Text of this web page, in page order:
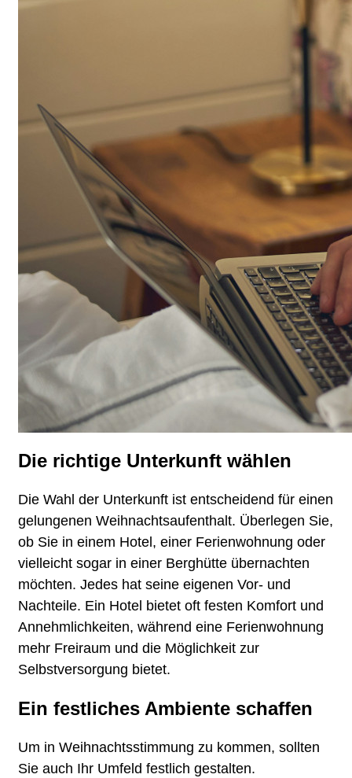
Die richtige Unterkunft wählen
Die Wahl der Unterkunft ist entscheidend für einen
gelungenen Weihnachtsaufenthalt. Überlegen Sie,
ob Sie in einem Hotel, einer Ferienwohnung oder
vielleicht sogar in einer Berghütte übernachten
möchten. Jedes hat seine eigenen Vor- und
Nachteile. Ein Hotel bietet oft festen Komfort und
Annehmlichkeiten, während eine Ferienwohnung
mehr Freiraum und die Möglichkeit zur
Selbstversorgung bietet.
Ein festliches Ambiente schaffen
Um in Weihnachtsstimmung zu kommen, sollten
Sie auch Ihr Umfeld festlich gestalten.